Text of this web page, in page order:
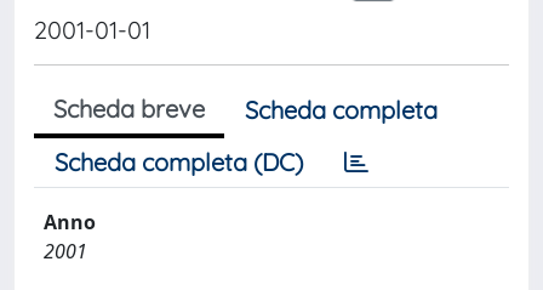
2001-01-01
Scheda breve
Scheda completa
Scheda completa (DC)
Anno
2001